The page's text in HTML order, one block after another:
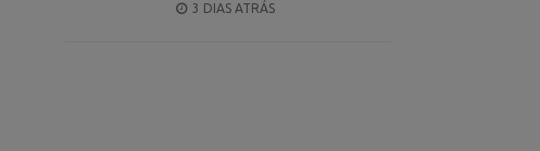
POSTED
3 DIAS ATRÁS